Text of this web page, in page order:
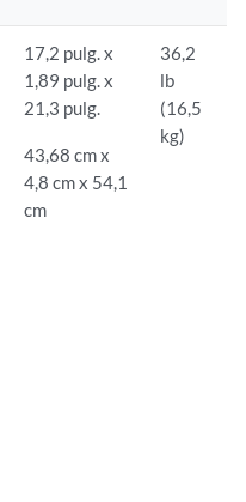
17,2 pulg. x
1,89 pulg. x
21,3 pulg.
43,68 cm x
4,8 cm x 54,1
cm
36,2
lb
(16,5
kg)